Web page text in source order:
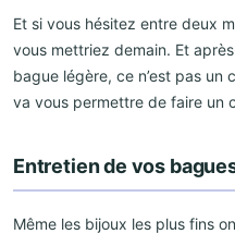
Et si vous hésitez entre deux
vous mettriez demain. Et
bague légère, ce n’est pas un
va vous permettre de faire un
Entretien de vos
Même les bijoux les plus fins